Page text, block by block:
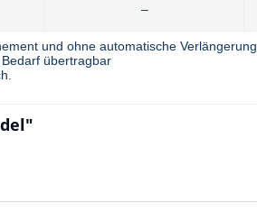
–
und ohne automatische Verlängerung.
übertragbar